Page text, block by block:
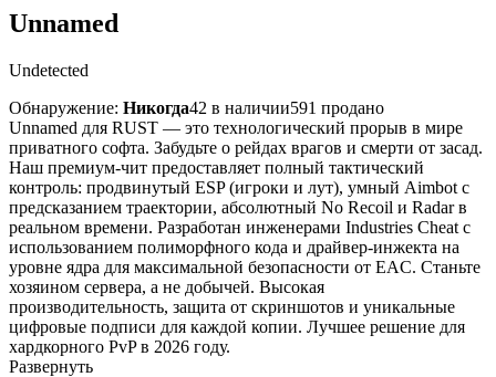
Unnamed
Undetected
Обнаружение: Никогда42 в наличии591 продано
Unnamed для RUST — это технологический прорыв в мире
приватного софта. Забудьте о рейдах врагов и смерти от засад.
Наш премиум-чит предоставляет полный тактический
контроль: продвинутый ESP (игроки и лут), умный Aimbot с
предсказанием траектории, абсолютный No Recoil и Radar в
реальном времени. Разработан инженерами Industries Cheat с
использованием полиморфного кода и драйвер-инжекта на
уровне ядра для максимальной безопасности от EAC. Станьте
хозяином сервера, а не добычей. Высокая
производительность, защита от скриншотов и уникальные
цифровые подписи для каждой копии. Лучшее решение для
хардкорного PvP в 2026 году.
Развернуть